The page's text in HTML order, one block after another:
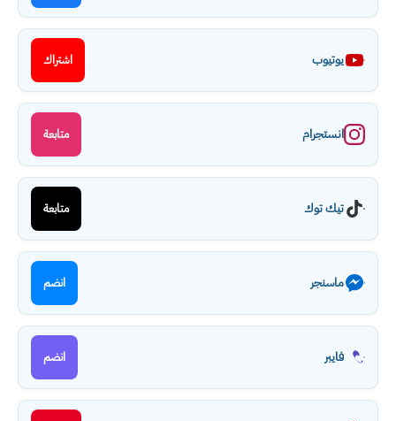
يوتيوب اشتراك
انستجرام متابعة
تيك توك متابعة
ماسنجر انضم
فايبر انضم